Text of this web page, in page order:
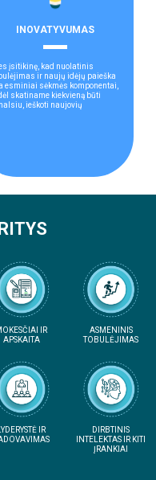
INOVATYVUMAS
įsitikinę, kad nuolatinis
ir naujų idėjų paieška
esminiai sėkmės komponentai,
skatiname kiekvieną būti
ieškoti naujovių
IR
APSKAITA
ASMENINIS
TOBULĖJIMAS
LYDERYSTĖ IR
DIRBTINIS
INTELEKTAS IR KITI
ĮRANKIAI